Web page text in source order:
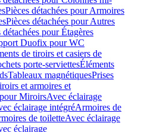
Pièces détachées pour Armoires
Pièces détachées pour Autres
détachées pour Étagères
Duofix pour WC
de tiroirs et casiers de
porte-serviettesÉléments
Tableaux magnétiquesPrises
et armoires et
MiroirsAvec éclairage
éclairage intégréArmoires de
de toiletteAvec éclairage
éclairage